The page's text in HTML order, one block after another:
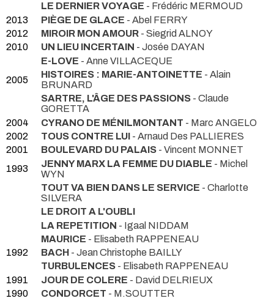
LE DERNIER VOYAGE - Frédéric MERMOUD
2013
PIÈGE DE GLACE - Abel FERRY
2012
MIROIR MON AMOUR - Siegrid ALNOY
2010
UN LIEU INCERTAIN - Josée DAYAN
E-LOVE - Anne VILLACEQUE
2005
HISTOIRES : MARIE-ANTOINETTE - Alain
BRUNARD
SARTRE, L'ÂGE DES PASSIONS - Claude
GORETTA
2004
CYRANO DE MÉNILMONTANT - Marc ANGELO
2002
TOUS CONTRE LUI - Arnaud Des PALLIERES
2001
BOULEVARD DU PALAIS - Vincent MONNET
1993
JENNY MARX LA FEMME DU DIABLE - Michel
WYN
TOUT VA BIEN DANS LE SERVICE - Charlotte
SILVERA
LE DROIT A L'OUBLI
LA REPETITION - Igaal NIDDAM
MAURICE - Elisabeth RAPPENEAU
1992
BACH - Jean Christophe BAILLY
TURBULENCES - Elisabeth RAPPENEAU
1991
JOUR DE COLERE - David DELRIEUX
1990
CONDORCET - M.SOUTTER